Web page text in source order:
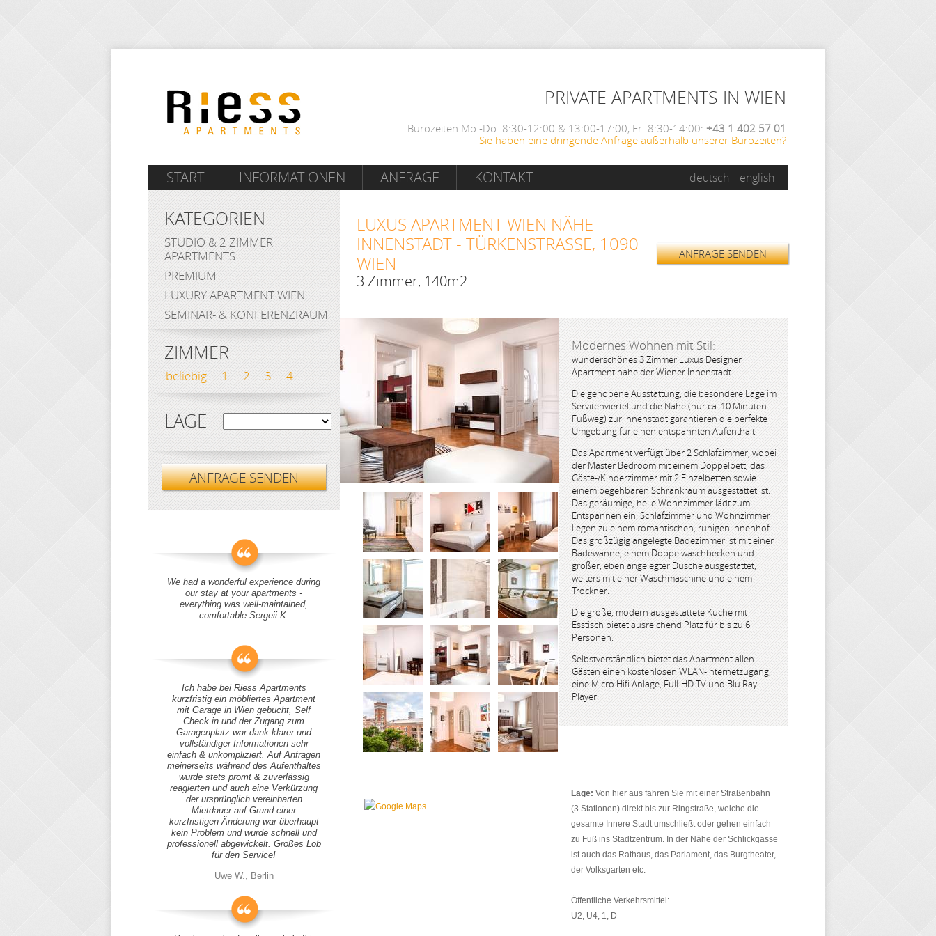
PRIVATE APARTMENTS IN WIEN
Bürozeiten Mo.-Do. 8:30-12:00 & 13:00-17:00, Fr. 8:30-14:00: +43 1 402 57 01
Sie haben eine dringende Anfrage außerhalb unserer Bürozeiten?
START INFORMATIONEN ANFRAGE KONTAKT deutsch english
LUXUS APARTMENT WIEN NÄHE
INNENSTADT - TÜRKENSTRASSE, 1090 W
IEN
3 Zimmer, 140m2
ANFRAGE SENDEN
Modernes Wohnen mit Stil:
wunderschönes 3 Zimmer Luxus Designer
Apartment nahe der Wiener Innenstadt.
Die gehobene Ausstattung, die besondere Lage im
Servitenviertel und die Nähe (nur ca. 10 Minuten
Fußweg) zur Innenstadt garantieren die perfekte
Umgebung für einen entspannten Aufenthalt.
Das Apartment verfügt über 2 Schlafzimmer, wobei
der Master Bedroom mit einem Doppelbett, das
Gäste-/Kinderzimmer mit 2 Einzelbetten sowie
einem begehbaren Schrankraum ausgestattet ist.
Das geräumige, helle Wohnzimmer lädt zum
Entspannen ein, Schlafzimmer und Wohnzimmer
liegen zu einem romantischen, ruhigen Innenhof.
Das großzügig angelegte Badezimmer ist mit einer
Badewanne, einem Doppelwaschbecken und
großer, eben angelegter Dusche ausgestattet,
weiters mit einer Waschmaschine und einem
Trockner.
Die große, modern ausgestattete Küche mit
Esstisch bietet ausreichend Platz für bis zu 6
Personen.
Selbstverständlich bietet das Apartment allen
Gästen einen kostenlosen WLAN-Internetzugang,
eine Micro Hifi Anlage, Full-HD TV und Blu Ray
Player.
Lage: Von hier aus fahren Sie mit einer Straßenbahn
(3 Stationen) direkt bis zur Ringstraße, welche die
gesamte Innere Stadt umschließt oder gehen einfach
zu Fuß ins Stadtzentrum. In der Nähe der Schlickgasse
ist auch das Rathaus, das Parlament, das Burgtheater,
der Volksgarten etc.
Öffentliche Verkehrsmittel:
U2, U4, 1, D
KATEGORIEN
STUDIO & 2 ZIMMER
APARTMENTS
PREMIUM
LUXURY APARTMENT WIEN
SEMINAR- & KONFERENZRAUM
ZIMMER
beliebig 1 2 3 4
LAGE
ANFRAGE SENDEN
We had a wonderful experience during
our stay at your apartments -
everything was well-maintained,
comfortable Sergeii K.
Ich habe bei Riess Apartments
kurzfristig ein möbliertes Apartment
mit Garage in Wien gebucht, Self
Check in und der Zugang zum
Garagenplatz war dank klarer und
vollständiger Informationen sehr
einfach & unkompliziert. Auf Anfragen
meinerseits während des Aufenthaltes
wurde stets promt & zuverlässig
reagierten und auch eine Verkürzung
der ursprünglich vereinbarten
Mietdauer auf Grund einer
kurzfristigen Änderung war überhaupt
kein Problem und wurde schnell und
professionell abgewickelt. Großes Lob
für den Service!
Uwe W., Berlin